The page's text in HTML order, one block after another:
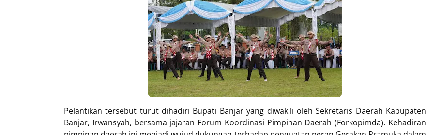
Pelantikan tersebut turut dihadiri Bupati Banjar yang diwakili oleh Sekretaris Daerah Kabupaten
Banjar, Irwansyah, bersama jajaran Forum Koordinasi Pimpinan Daerah (Forkopimda). Kehadiran